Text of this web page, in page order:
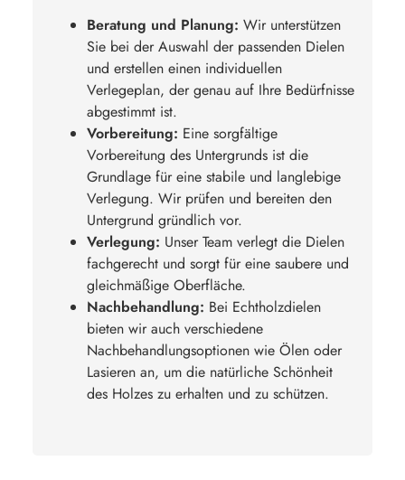
Beratung und Planung: Wir unterstützen
Sie bei der Auswahl der passenden Dielen
und erstellen einen individuellen
Verlegeplan, der genau auf Ihre Bedürfnisse
abgestimmt ist.
Vorbereitung: Eine sorgfältige
Vorbereitung des Untergrunds ist die
Grundlage für eine stabile und langlebige
Verlegung. Wir prüfen und bereiten den
Untergrund gründlich vor.
Verlegung: Unser Team verlegt die Dielen
fachgerecht und sorgt für eine saubere und
gleichmäßige Oberfläche.
Nachbehandlung: Bei Echtholzdielen
bieten wir auch verschiedene
Nachbehandlungsoptionen wie Ölen oder
Lasieren an, um die natürliche Schönheit
des Holzes zu erhalten und zu schützen.